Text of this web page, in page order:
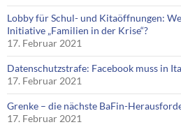
Lobby für Schul- und Kitaöffnungen:
Initiative „Familien in der Krise“?
17. Februar 2021
Datenschutzstrafe: Facebook muss in
17. Februar 2021
Grenke – die nächste BaFin-
17. Februar 2021